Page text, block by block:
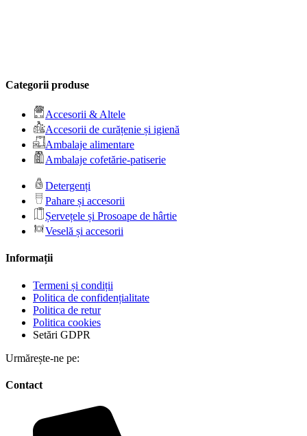
Categorii produse
Accesorii & Altele
Accesorii de curățenie și igienă
Ambalaje alimentare
Ambalaje cofetărie-patiserie
Detergenți
Pahare și accesorii
Șervețele și Prosoape de hârtie
Veselă și accesorii
Informații
Termeni și condiții
Politica de confidențialitate
Politica de retur
Politica cookies
Setări GDPR
Urmărește-ne pe:
Contact